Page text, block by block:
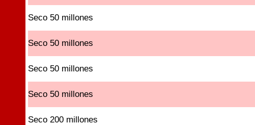
Seco 50 millones
Seco 50 millones
Seco 50 millones
Seco 50 millones
Seco 200 millones